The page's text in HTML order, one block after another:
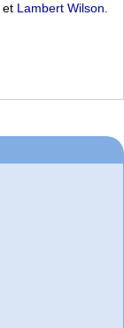
et Lambert Wilson.